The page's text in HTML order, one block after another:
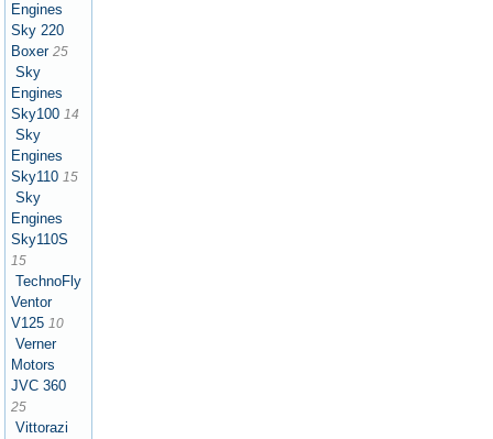
Engines
Sky 220
Boxer 25
Sky
Engines
Sky100 14
Sky
Engines
Sky110 15
Sky
Engines
Sky110S
15
TechnoFly
Ventor
V125 10
Verner
Motors
JVC 360
25
Vittorazi